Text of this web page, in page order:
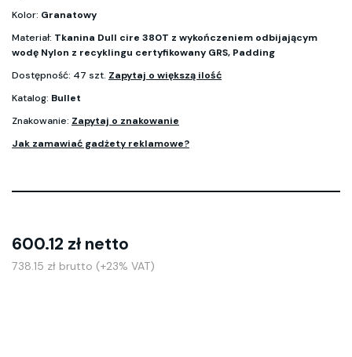
Kolor: Granatowy
Materiał: Tkanina Dull cire 380T z wykończeniem odbijającym
wodę Nylon z recyklingu certyfikowany GRS, Padding
Dostępność: 47 szt. Zapytaj o większą ilość
Katalog: Bullet
Znakowanie: Zapytaj o znakowanie
Jak zamawiać gadżety reklamowe?
600.12 zł netto
738.15 zł brutto (+23% VAT)